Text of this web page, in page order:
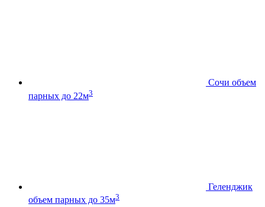
Сочи объем
парных до 22м3
Геленджик
объем парных до 35м3